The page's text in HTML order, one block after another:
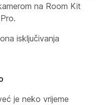
na Room Kit
isključivanja
je neko vrijeme